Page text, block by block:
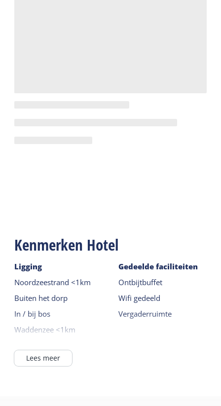
Kenmerken Hotel
Ligging
Noordzeestrand <1km
Buiten het dorp
In / bij bos
Waddenzee <1km
Gedeelde faciliteiten
Ontbijtbuffet
Wifi gedeeld
Vergaderruimte
Lees meer